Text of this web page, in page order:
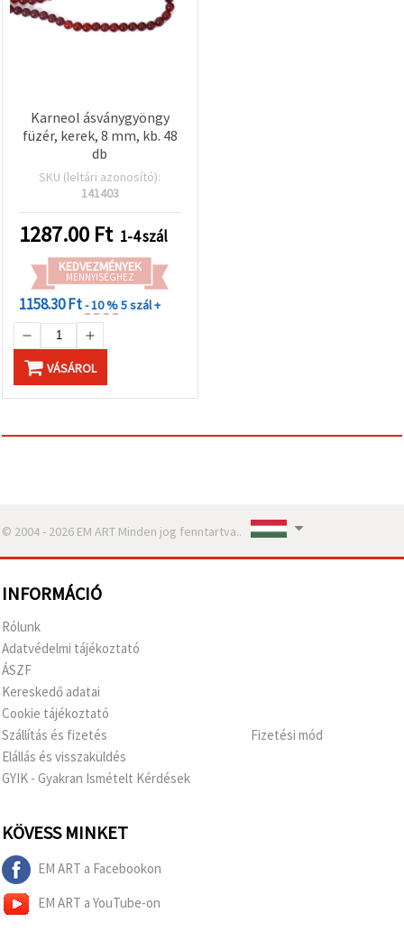
Karneol ásványgyöngy
füzér, kerek, 8 mm, kb. 48
db
SKU (leltári azonosító):
141403
1287.00 Ft 1-4 szál
KEDVEZMÉNYEK
MENNYISÉGHEZ
1158.30 Ft- 10 %5 szál +
VÁSÁROL
© 2004 - 2026 EM ART Minden jog fenntartva..
INFORMÁCIÓ
Rólunk
Adatvédelmi tájékoztató
ÁSZF
Kereskedő adatai
Cookie tájékoztató
Szállítás és fizetés
Elállás és visszaküldés
GYIK - Gyakran Ismételt Kérdések
Fizetési mód
KÖVESS MINKET
EM ART a Facebookon
EM ART a YouTube-on